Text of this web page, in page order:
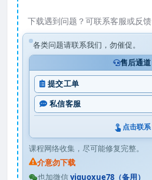
下载遇到问题？可联系客服或反馈
各类问题请联系我们，勿催促。
售后通道
提交工单
私信客服
点击联系
课程网络收集，尽可能修复完整。
介意勿下载
也加微信yiguoxue78（备用）